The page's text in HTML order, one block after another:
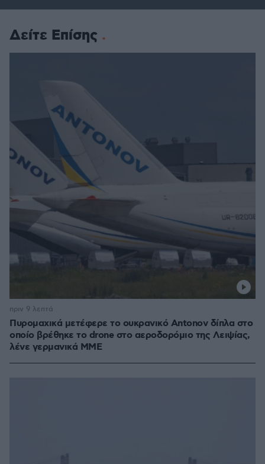
Δείτε Επίσης
Πυρομαχικά μετέφερε το ουκρανικό Antonov δίπλα στο
οποίο βρέθηκε το drone στο αεροδορόμιο της Λειψίας,
λένε γερμανικά ΜΜΕ
πριν 9 λεπτά